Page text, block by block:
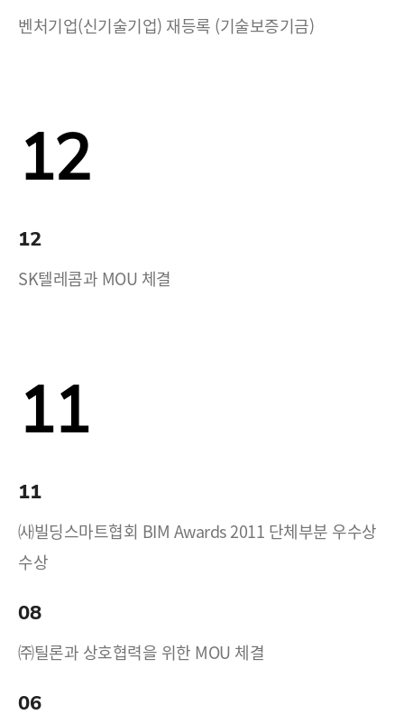
벤처기업(신기술기업) 재등록 (기술보증기금)
12
12
SK텔레콤과 MOU 체결
11
11
㈔빌딩스마트협회 BIM Awards 2011 단체부분 우수상
수상
08
㈜틸론과 상호협력을 위한 MOU 체결
06